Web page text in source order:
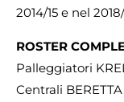
2014/15 e nel
ROSTER
Palleggiatori
Centrali